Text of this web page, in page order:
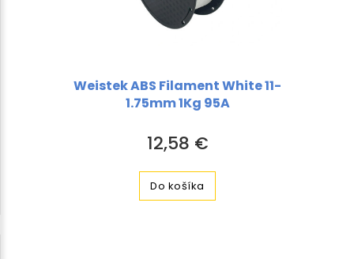
Weistek ABS Filament White 11-
1.75mm 1Kg 95A
12,58 €
Do košíka